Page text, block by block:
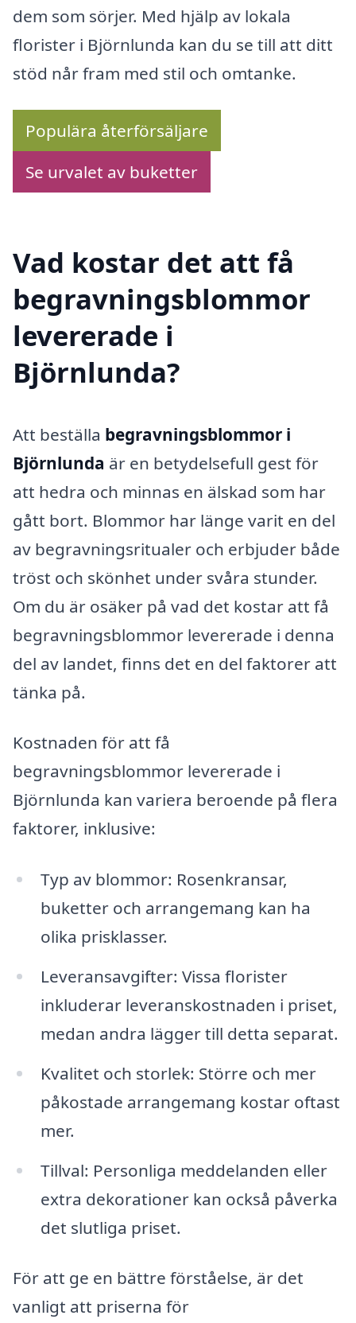
dem som sörjer. Med hjälp av lokala
florister i Björnlunda kan du se till att ditt
stöd når fram med stil och omtanke.
Populära återförsäljare
Se urvalet av buketter
Vad kostar det att få
begravningsblommor
levererade i
Björnlunda?
Att beställa begravningsblommor i
Björnlunda är en betydelsefull gest för
att hedra och minnas en älskad som har
gått bort. Blommor har länge varit en del
av begravningsritualer och erbjuder både
tröst och skönhet under svåra stunder.
Om du är osäker på vad det kostar att få
begravningsblommor levererade i denna
del av landet, finns det en del faktorer att
tänka på.
Kostnaden för att få
begravningsblommor levererade i
Björnlunda kan variera beroende på flera
faktorer, inklusive:
Typ av blommor: Rosenkransar,
buketter och arrangemang kan ha
olika prisklasser.
Leveransavgifter: Vissa florister
inkluderar leveranskostnaden i priset,
medan andra lägger till detta separat.
Kvalitet och storlek: Större och mer
påkostade arrangemang kostar oftast
mer.
Tillval: Personliga meddelanden eller
extra dekorationer kan också påverka
det slutliga priset.
För att ge en bättre förståelse, är det
vanligt att priserna för